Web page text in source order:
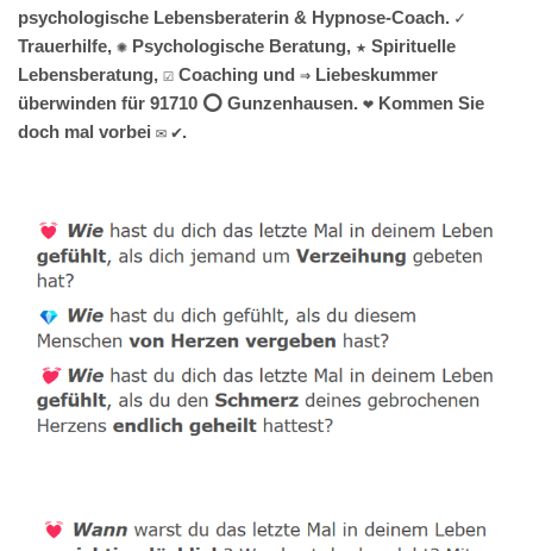
psychologische Lebensberaterin & Hypnose-Coach. ✓
Trauerhilfe, ✺ Psychologische Beratung, ★ Spirituelle
Lebensberatung, ☑️ Coaching und ⇒ Liebeskummer
überwinden für 91710 ⭕ Gunzenhausen. ❤ Kommen Sie
doch mal vorbei ✉ ✔.